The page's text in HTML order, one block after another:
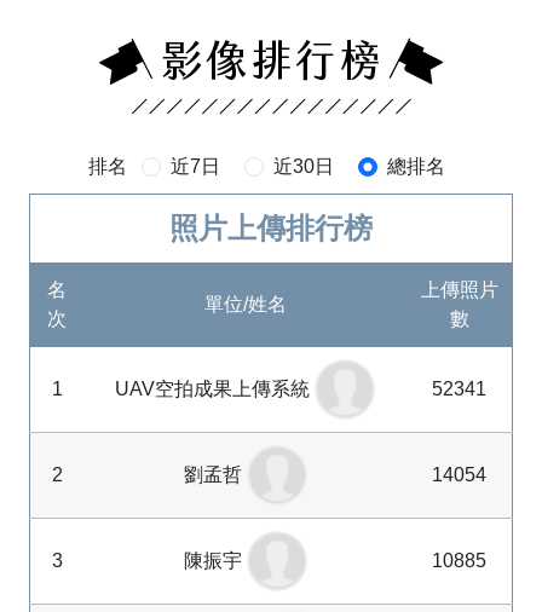
排名 近7日 近30日 總排名
照片上傳排行榜
名
次
單位/姓名
上傳照片
數
1 UAV空拍成果上傳系統 52341
2 劉孟哲 14054
3 陳振宇 10885